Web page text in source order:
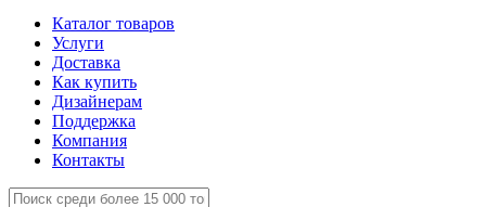
Каталог товаров
Услуги
Доставка
Как купить
Дизайнерам
Поддержка
Компания
Контакты